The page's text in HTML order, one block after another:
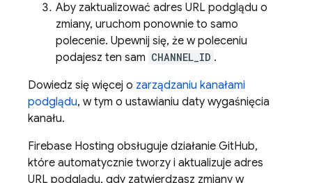
Aby zaktualizować adres URL podglądu o
zmiany, uruchom ponownie to samo
polecenie. Upewnij się, że w poleceniu
podajesz ten sam CHANNEL_ID .
Dowiedz się więcej o zarządzaniu kanałami
podglądu, w tym o ustawianiu daty wygaśnięcia
kanału.
Firebase Hosting obsługuje działanie GitHub,
które automatycznie tworzy i aktualizuje adres
URL podglądu, gdy zatwierdzasz zmiany w